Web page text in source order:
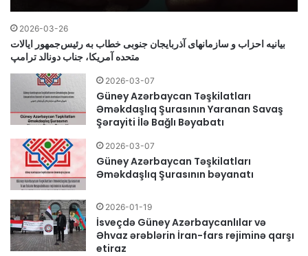
2026-03-26
بیانیه احزاب و سازمانهای آذربایجان جنوبی خطاب به رئیس‌جمهور ایالات
متحده آمریکا، جناب دونالد ترامپ
2026-03-07
Güney Azərbaycan Təşkilatları
Əməkdaşlıq Şurasının Yaranan Savaş
Şərayiti İlə Bağlı Bəyabatı
2026-03-07
Güney Azərbaycan Təşkilatları
Əməkdaşlıq Şurasının bəyanatı
2026-01-19
İsveçdə Güney Azərbaycanlılar və
Əhvaz ərəblərin İran-fars rejiminə qarşı
etiraz